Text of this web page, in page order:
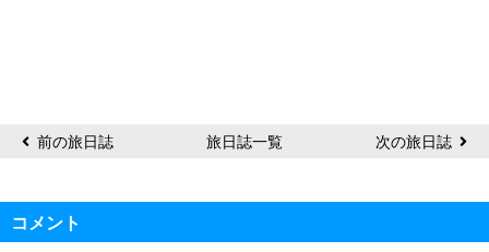
前の旅日誌 旅日誌一覧 次の旅日誌
コメント